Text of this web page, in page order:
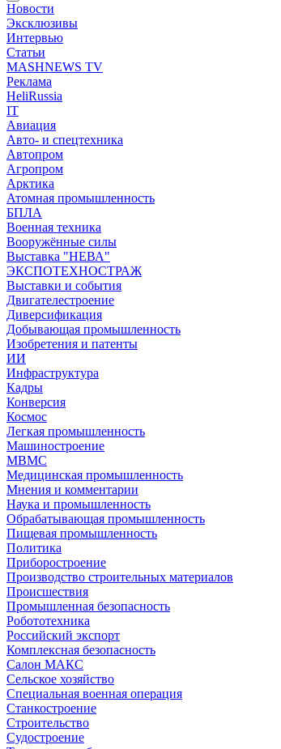
Новости
Эксклюзивы
Интервью
Статьи
MASHNEWS TV
Реклама
HeliRussia
IT
Авиация
Авто- и спецтехника
Автопром
Агропром
Арктика
Атомная промышленность
БПЛА
Военная техника
Вооружённые силы
Выставка "НЕВА"
ЭКСПОТЕХНОСТРАЖ
Выставки и события
Двигателестроение
Диверсификация
Добывающая промышленность
Изобретения и патенты
ИИ
Инфраструктура
Кадры
Конверсия
Космос
Легкая промышленность
Машиностроение
МВМС
Медицинская промышленность
Мнения и комментарии
Наука и промышленность
Обрабатывающая промышленность
Пищевая промышленность
Политика
Приборостроение
Производство строительных материалов
Происшествия
Промышленная безопасность
Робототехника
Российский экспорт
Комплексная безопасность
Салон МАКС
Сельское хозяйство
Специальная военная операция
Станкостроение
Строительство
Судостроение